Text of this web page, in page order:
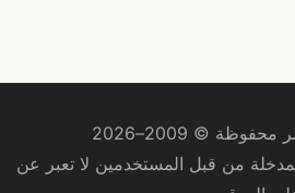
© 2009–2026
من قبل المستخدمين لا تعبر عن